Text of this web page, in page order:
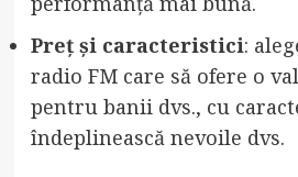
Preț și caracteristici:
radio FM care să ofere o
pentru banii dvs., cu
îndeplinească nevoile dvs.